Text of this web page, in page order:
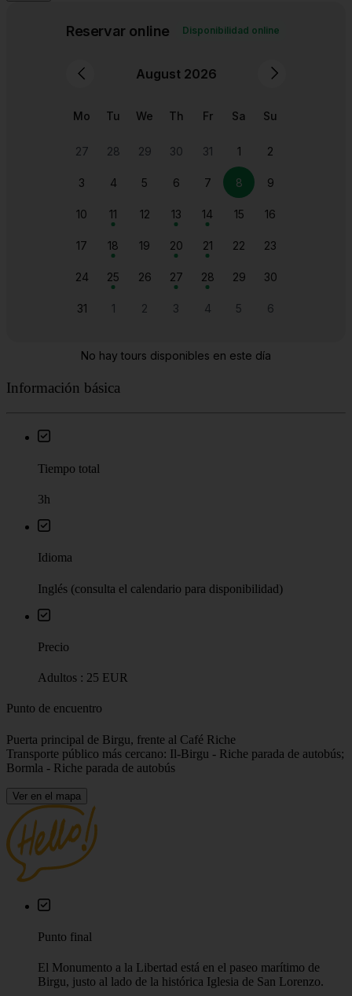
Información básica
Tiempo total
3h
Idioma
Inglés (consulta el calendario para disponibilidad)
Precio
Adultos : 25 EUR
Punto de encuentro
Puerta principal de Birgu, frente al Café Riche
Transporte público más cercano: Il-Birgu - Riche parada de autobús;
Bormla - Riche parada de autobús
Ver en el mapa
Punto final
El Monumento a la Libertad está en el paseo marítimo de
Birgu, justo al lado de la histórica Iglesia de San Lorenzo.